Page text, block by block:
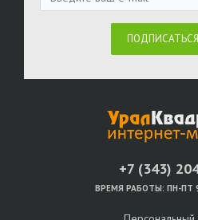
ПОДПИСАТЬСЯ
+7 (343)
ВРЕМЯ РАБОТЫ: ПН-ПТ